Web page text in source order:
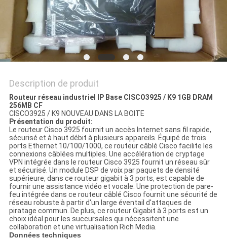
PLAN
DU
SITE
POLITIQUE
DE
CONFIDENTIALITÉ
Description de produit
Routeur réseau industriel IP Base CISCO3925 / K9 1GB DRAM
256MB CF
CISCO3925 / K9 NOUVEAU DANS LA BOITE
Présentation du produit:
Le routeur Cisco 3925 fournit un accès Internet sans fil rapide,
sécurisé et à haut débit à plusieurs appareils. Équipé de trois
ports Ethernet 10/100/1000, ce routeur câblé Cisco facilite les
connexions câblées multiples. Une accélération de cryptage
VPN intégrée dans le routeur Cisco 3925 fournit un réseau sûr
et sécurisé. Un module DSP de voix par paquets de densité
supérieure, dans ce routeur gigabit à 3 ports, est capable de
fournir une assistance vidéo et vocale. Une protection de pare-
feu intégrée dans ce routeur câblé Cisco fournit une sécurité de
réseau robuste à partir d'un large éventail d'attaques de
piratage commun. De plus, ce routeur Gigabit à 3 ports est un
choix idéal pour les succursales qui nécessitent une
collaboration et une virtualisation Rich Media.
Données techniques